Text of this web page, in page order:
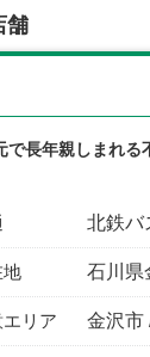
舗
で長年親しまれる
北鉄バ
地 石川県
リア 金沢市